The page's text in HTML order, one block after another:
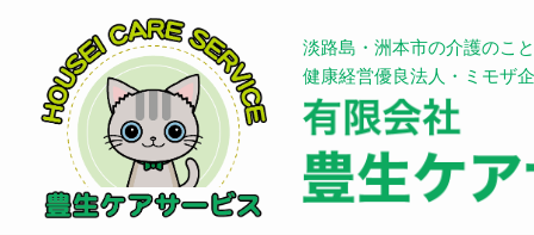
淡路島・洲本市の介護のこ
健康経営優良法人・ミモザ